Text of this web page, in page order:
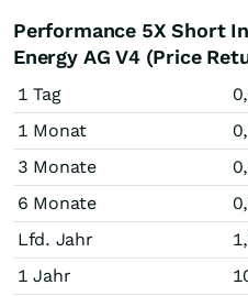
Performance 5X Short
Energy AG V4 (Price
1 Tag
1 Monat
3 Monate
6 Monate
Lfd. Jahr
1 Jahr